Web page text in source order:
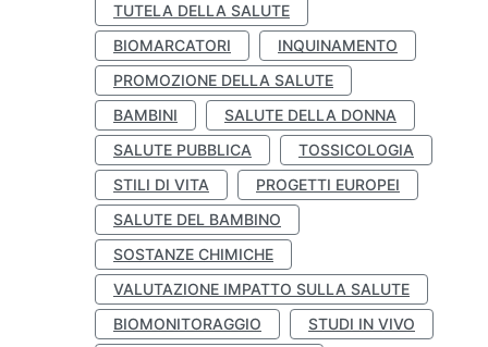
TUTELA DELLA SALUTE
BIOMARCATORI
INQUINAMENTO
PROMOZIONE DELLA SALUTE
BAMBINI
SALUTE DELLA DONNA
SALUTE PUBBLICA
TOSSICOLOGIA
STILI DI VITA
PROGETTI EUROPEI
SALUTE DEL BAMBINO
SOSTANZE CHIMICHE
VALUTAZIONE IMPATTO SULLA SALUTE
BIOMONITORAGGIO
STUDI IN VIVO